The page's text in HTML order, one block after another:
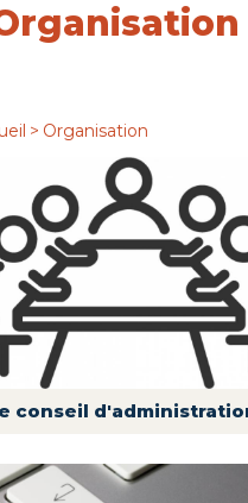
> Organisation
conseil